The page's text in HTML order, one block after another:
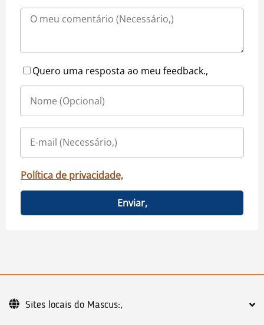
Quero uma resposta ao meu feedback.,
Política de privacidade,
Enviar,
Sites locais do Mascus:,